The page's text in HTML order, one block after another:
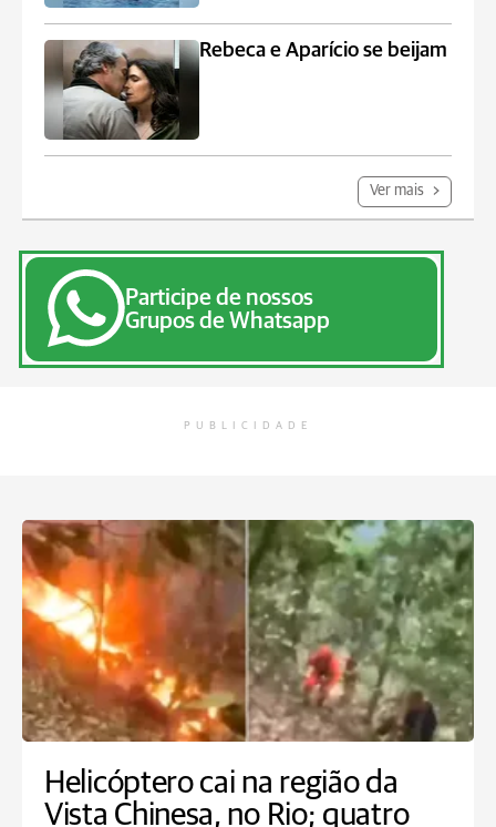
Rebeca e Aparício se beijam
Ver mais
Participe de nossos
Grupos de Whatsapp
PUBLICIDADE
Helicóptero cai na região da
Vista Chinesa, no Rio; quatro